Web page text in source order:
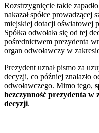
Rozstrzygnięcie takie
nakazał spółce prowadzącej
miejskiej dotacji oświatowej
Spółka odwołała się od tej
pośrednictwem prezydenta
organ odwoławczy w
Prezydent uznał pismo za
decyzji, co później znalazło
odwoławczego. Mimo tego,
bezczynność prezydenta w
decyzji.